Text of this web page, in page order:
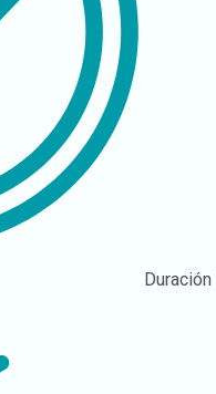
Duración